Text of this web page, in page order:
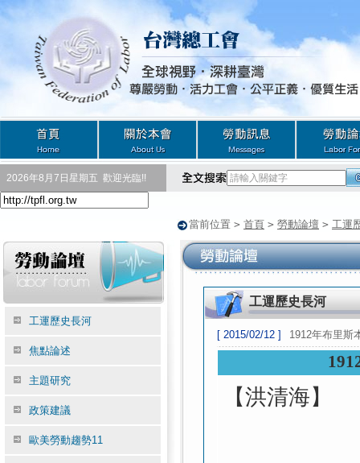
2026年8月7日星期五 歡迎光臨!!
當前位置 > 首頁 > 勞動論壇 > 工運
工運歷史長河
焦點論述
主題研究
政策建議
歐美勞動趨勢11
工運歷史長河
[ 2015/02/12 ] 1912年布里斯
【洪清海 】